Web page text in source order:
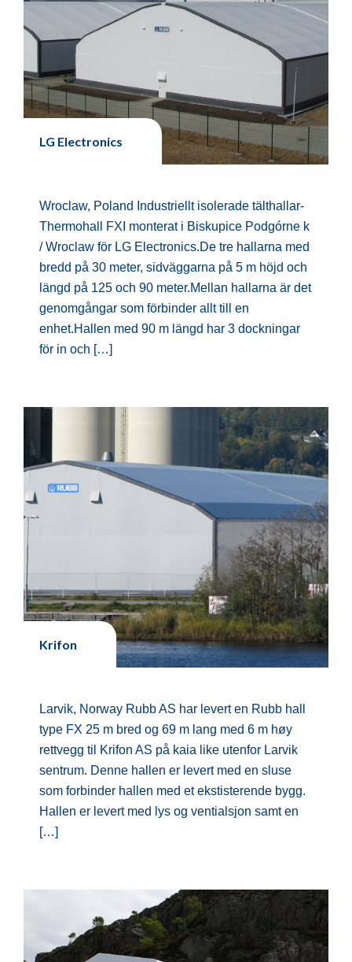
LG Electronics
Wroclaw, Poland Industriellt isolerade tälthallar-
Thermohall FXI monterat i Biskupice Podgórne k
/ Wroclaw för LG Electronics.De tre hallarna med
bredd på 30 meter, sidväggarna på 5 m höjd och
längd på 125 och 90 meter.Mellan hallarna är det
genomgångar som förbinder allt till en
enhet.Hallen med 90 m längd har 3 dockningar
för in och […]
Krifon
Larvik, Norway Rubb AS har levert en Rubb hall
type FX 25 m bred og 69 m lang med 6 m høy
rettvegg til Krifon AS på kaia like utenfor Larvik
sentrum. Denne hallen er levert med en sluse
som forbinder hallen med et ekstisterende bygg.
Hallen er levert med lys og ventialsjon samt en
[…]